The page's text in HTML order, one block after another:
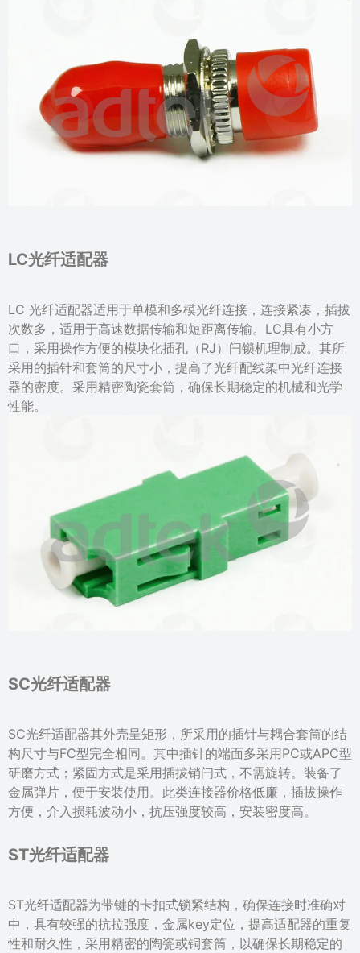
LC光纤适配器
LC 光纤适配器适用于单模和多模光纤连接，连接紧凑，插拔
次数多，适用于高速数据传输和短距离传输。LC具有小方
口，采用操作方便的模块化插孔（RJ）闩锁机理制成。其所
采用的插针和套筒的尺寸小，提高了光纤配线架中光纤连接
器的密度。采用精密陶瓷套筒，确保长期稳定的机械和光学
性能。
SC光纤适配器
SC光纤适配器其外壳呈矩形，所采用的插针与耦合套筒的结
构尺寸与FC型完全相同。其中插针的端面多采用PC或APC型
研磨方式；紧固方式是采用插拔销闩式，不需旋转。装备了
金属弹片，便于安装使用。此类连接器价格低廉，插拔操作
方便，介入损耗波动小，抗压强度较高，安装密度高。
ST光纤适配器
ST光纤适配器为带键的卡扣式锁紧结构，确保连接时准确对
中，具有较强的抗拉强度，金属key定位，提高适配器的重复
性和耐久性，采用精密的陶瓷或铜套筒，以确保长期稳定的